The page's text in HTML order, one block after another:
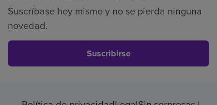
Suscríbase hoy mismo y no se pierda ninguna
novedad.
Suscribirse